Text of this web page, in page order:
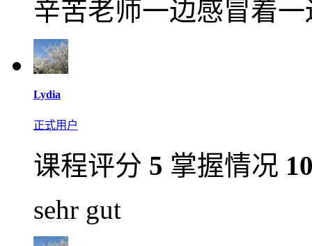
辛苦老师一边感冒着
Lydia
正式用户
课程评分 5 掌握情况
sehr gut